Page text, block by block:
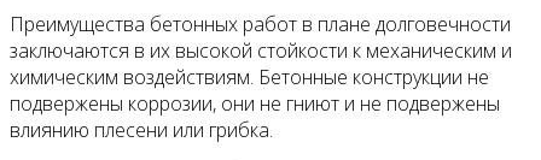
Преимущества бетонных работ в плане долговечности
заключаются в их высокой стойкости к механическим и
химическим воздействиям. Бетонные конструкции не
подвержены коррозии, они не гниют и не подвержены
влиянию плесени или грибка.